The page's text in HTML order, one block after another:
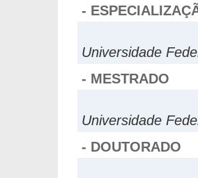
-
Universidade
- MESTRADO
Universidade
- DOUTORADO